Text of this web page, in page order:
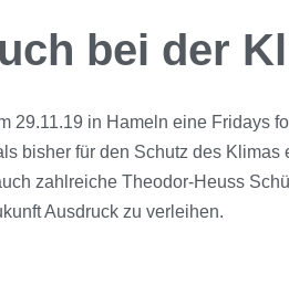
bei der
29.11.19 in Hameln eine Fridays
bisher für den Schutz des
zahlreiche Theodor-Heuss
Ausdruck zu verleihen.